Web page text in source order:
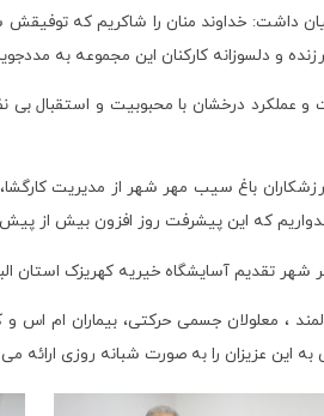
خداوند منان را شاکریم که توفیقش
و دلسوزانه کارکنان این مجموعه به
عملکرد درخشان با محبوبیت و استقبال بی
باغ سیب مهر شهر از مدیریت کارگشا،
که این پیشرفت روز افزون بیش از
شهر تقدیم آسایشگاه خیریه کهریزک استان
در آسایشگاه خیریه کهریزک استان البرز بیش از 800 نفر
این عزیزان را به صورت شبانه روزی ارائه